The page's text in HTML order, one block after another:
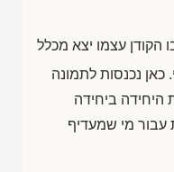
הקודן עצמו יצא מכלל
כאן נכנסות לתמונה
ביחידה
עבור מי שמעדיף